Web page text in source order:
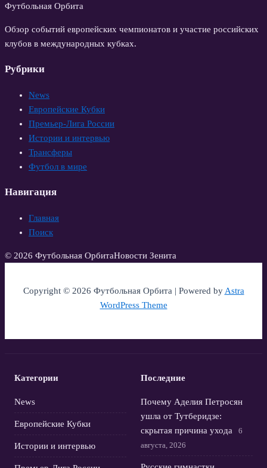
Футбольная Орбита
Обзор событий европейских чемпионатов и участие российских
клубов в международных кубках.
Рубрики
News
Европейские Кубки
Премьер-Лига России
Истории и интервью
Трансферы
Футбол в мире
Навигация
Главная
Поиск
© 2026 Футбольная ОрбитаНовости Зенита
Copyright © 2026 Футбольная Орбита | Powered byAstra
WordPress Theme
Категории
News
Европейские Кубки
Истории и интервью
Последние
Почему Аделия Петросян
ушла от Тутберидзе:
скрытая причина ухода
6
августа, 2026